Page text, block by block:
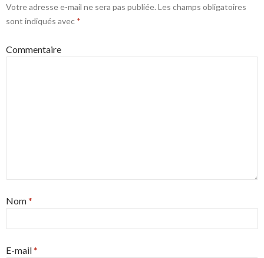
Votre adresse e-mail ne sera pas publiée. Les champs obligatoires
sont indiqués avec *
Commentaire
Nom*
E-mail*